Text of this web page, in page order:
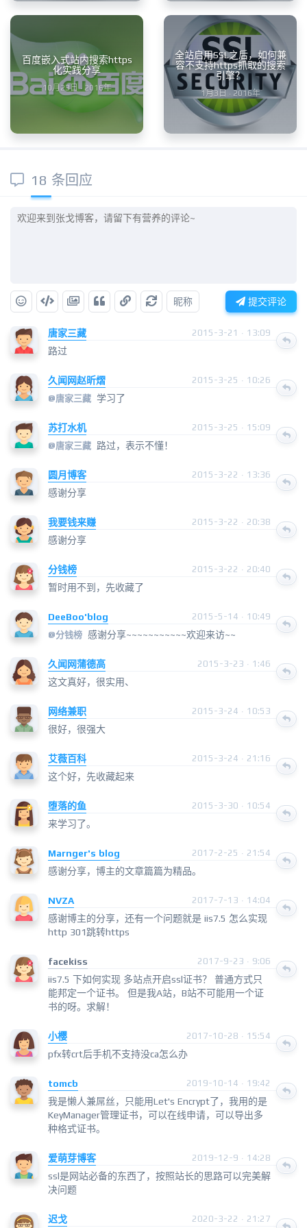
百度嵌入式站内搜索https
化实践分享
10月23日 · 2016年
全站启用SSL之后，如何兼
容不支持https抓取的搜索
引擎？
1月3日 · 2016年
18 条回应
昵称 提交评论
唐家三藏 2015-3-21 · 13:09
路过
久闻网赵昕熠
2015-3-25 · 10:26
@唐家三藏 学习了
苏打水机
2015-3-25 · 15:09
@唐家三藏 路过，表示不懂！
圆月博客 2015-3-22 · 13:36
感谢分享
我要钱来赚 2015-3-22 · 20:38
感谢分享
分钱榜 2015-3-22 · 20:40
暂时用不到，先收藏了
DeeBoo'blog
2015-5-14 · 10:49
@分钱榜 感谢分享~~~~~~~~~~~欢迎来访~~
久闻网蒲德高 2015-3-23 · 1:46
这文真好，很实用、
网络兼职 2015-3-24 · 10:53
很好，很强大
艾薇百科 2015-3-24 · 21:16
这个好，先收藏起来
堕落的鱼 2015-3-30 · 10:54
来学习了。
Marnger's blog 2017-2-25 · 21:54
感谢分享，博主的文章篇篇为精品。
NVZA 2017-7-13 · 14:04
感谢博主的分享，还有一个问题就是 iis7.5 怎么实现
http 301跳转https
facekiss 2017-9-23 · 9:06
iis7.5 下如何实现 多站点开启ssl证书？ 普通方式只
能邦定一个证书。 但是我A站，B站不可能用一个证
书的呀。求解！
小樱 2017-10-28 · 15:54
pfx转crt后手机不支持没ca怎么办
tomcb 2019-10-14 · 19:42
我是懒人兼屌丝，只能用Let's Encrypt了，我用的是
KeyManager管理证书，可以在线申请，可以导出多
种格式证书。
爱萌芽博客 2019-12-9 · 14:28
ssl是网站必备的东西了，按照站长的思路可以完美解
决问题
迟戈 2020-3-22 · 21:27